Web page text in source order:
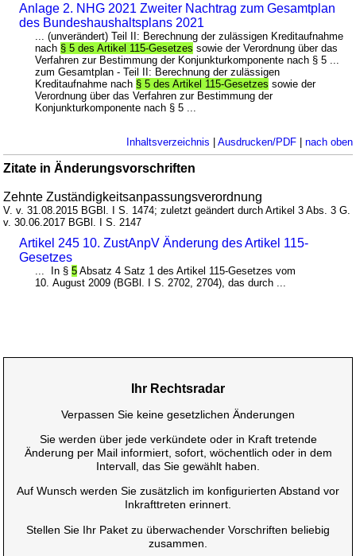
Anlage 2. NHG 2021 Zweiter Nachtrag zum Gesamtplan
des Bundeshaushaltsplans 2021
... (unverändert) Teil II: Berechnung der zulässigen Kreditaufnahme
nach § 5 des Artikel 115-Gesetzes sowie der Verordnung über das
Verfahren zur Bestimmung der Konjunkturkomponente nach § 5 ...
zum Gesamtplan - Teil II: Berechnung der zulässigen
Kreditaufnahme nach § 5 des Artikel 115-Gesetzes sowie der
Verordnung über das Verfahren zur Bestimmung der
Konjunkturkomponente nach § 5 ...
Inhaltsverzeichnis | Ausdrucken/PDF| nach oben
Zitate in Änderungsvorschriften
Zehnte Zuständigkeitsanpassungsverordnung
V. v. 31.08.2015 BGBl. I S. 1474; zuletzt geändert durch Artikel 3 Abs. 3 G.
v. 30.06.2017 BGBl. I S. 2147
Artikel 245 10. ZustAnpV Änderung des Artikel 115-
Gesetzes
... In §5 Absatz 4 Satz 1 des Artikel 115-Gesetzes vom
10. August 2009 (BGBl. I S. 2702, 2704), das durch ...
Ihr Rechtsradar
Verpassen Sie keine gesetzlichen Änderungen
Sie werden über jede verkündete oder in Kraft tretende
Änderung per Mail informiert, sofort, wöchentlich oder in dem
Intervall, das Sie gewählt haben.
Auf Wunsch werden Sie zusätzlich im konfigurierten Abstand vor
Inkrafttreten erinnert.
Stellen Sie Ihr Paket zu überwachender Vorschriften beliebig
zusammen.